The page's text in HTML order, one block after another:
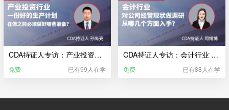
CDA持证人专访：产业投资行业 一份好的生产计划 在做之前必须做好哪些准备？
免费 已有99人在学
CDA持证人专访：会计行业 对公司经营现状做调研 从哪几个方面入手？
免费 已有88人在学